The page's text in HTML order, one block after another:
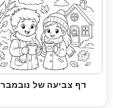
דף צביעה של נובמבר